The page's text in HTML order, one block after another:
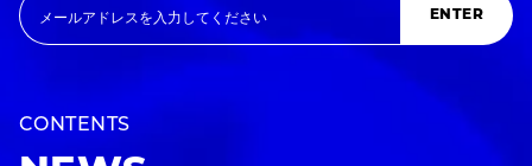
ENTER
CONTENTS